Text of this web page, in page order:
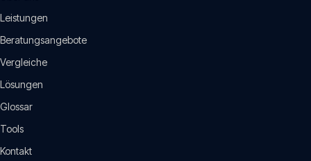
Leistungen
Beratungsangebote
Vergleiche
Lösungen
Glossar
Tools
Kontakt